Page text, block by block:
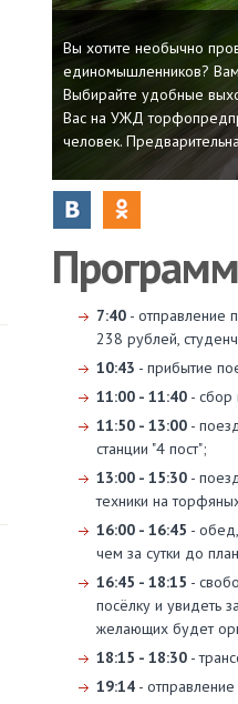
Вы хотите необычно
единомышленников? Вам
Выбирайте удобные
Вас на УЖД
человек.
7:40 - отправление
238 рублей,
10:43 - прибытие
11:00 - 11:40 - сбор
11:50 - 13:00 -
станции "4 пост";
13:00 - 15:30 -
техники на
16:00 - 16:45 -
чем за сутки до
16:45 - 18:15 -
посёлку и увидеть
желающих будет
18:15 - 18:30 -
19:14 -